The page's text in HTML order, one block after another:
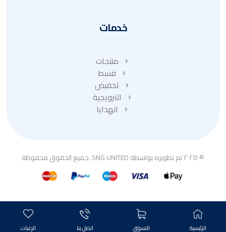
خدمات
منتجات
قسط
تخفيض
الترويجية
الهدايا
© ٢٠٢٥ تم تطويره بواسطة SNG UNITED. جميع الحقوق محفوظة
الرئيسية التسوق اتصل بنا الرغبات